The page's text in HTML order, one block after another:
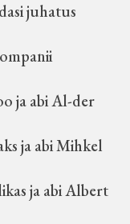
juhatus
ja abi Al-der
ja abi Mihkel
ja abi Albert